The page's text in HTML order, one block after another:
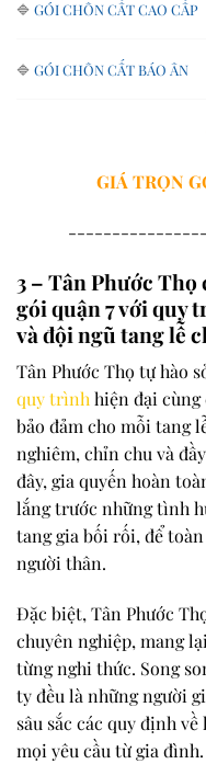
🔷 GÓI CHÔN CẤT CAO CẤP
🔷 GÓI CHÔN CẤT BÁO ÂN
GIÁ TRỌN
3 – Tân Phước
gói quận 7 với quy
và đội ngũ tang lễ
Tân Phước Thọ tự hào
quy trìnhhiện đại cùng
bảo đảm cho mỗi tang
nghiêm, chỉn chu và
đây, gia quyến hoàn
lắng trước những tình
tang gia bối rối, để
người thân.
Đặc biệt, Tân Phước
chuyên nghiệp, mang
từng nghi thức. Song
ty đều là những người
sâu sắc các quy định
mọi yêu cầu từ gia đình.